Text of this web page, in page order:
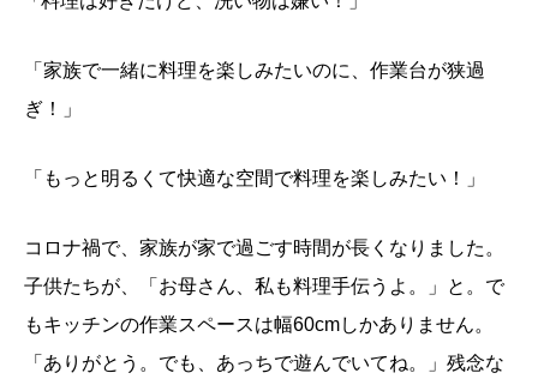
「家族で一緒に料理を楽しみたいのに、作業台が狭過
ぎ！」
「もっと明るくて快適な空間で料理を楽しみたい！」
コロナ禍で、家族が家で過ごす時間が長くなりました。
子供たちが、「お母さん、私も料理手伝うよ。」と。で
もキッチンの作業スペースは幅60cmしかありません。
「ありがとう。でも、あっちで遊んでいてね。」残念な